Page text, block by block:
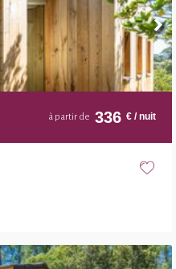
à partir de 336 € / nuit